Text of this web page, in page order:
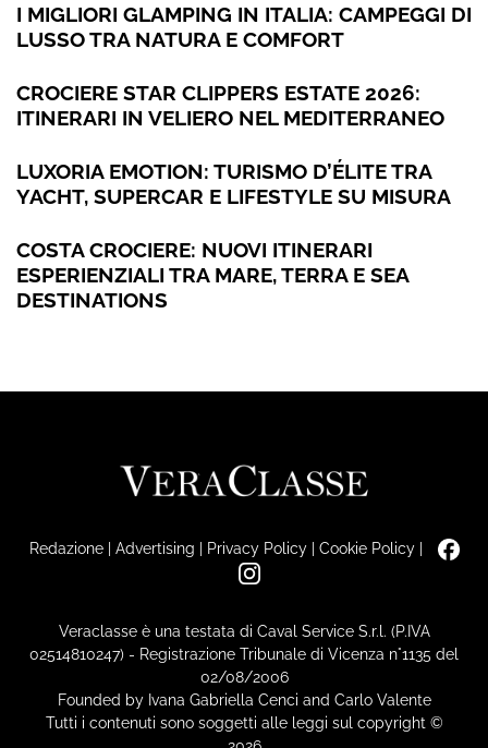
I MIGLIORI GLAMPING IN ITALIA: CAMPEGGI DI
LUSSO TRA NATURA E COMFORT
CROCIERE STAR CLIPPERS ESTATE 2026:
ITINERARI IN VELIERO NEL MEDITERRANEO
LUXORIA EMOTION: TURISMO D’ÉLITE TRA
YACHT, SUPERCAR E LIFESTYLE SU MISURA
COSTA CROCIERE: NUOVI ITINERARI
ESPERIENZIALI TRA MARE, TERRA E SEA
DESTINATIONS
Redazione| Advertising | Privacy Policy| Cookie Policy|
Veraclasse è una testata di Caval Service S.r.l. (P.IVA
02514810247) - Registrazione Tribunale di Vicenza n°1135 del
02/08/2006
Founded by Ivana Gabriella Cenci and Carlo Valente
Tutti i contenuti sono soggetti alle leggi sul copyright ©